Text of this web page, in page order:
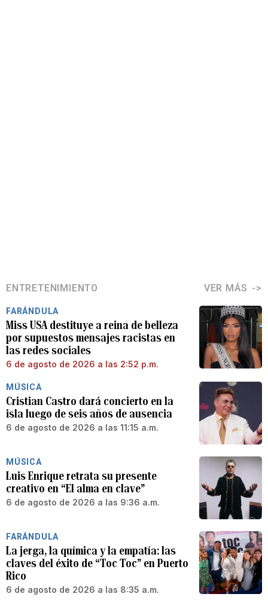
ENTRETENIMIENTO VER MÁS
FARÁNDULA
Miss USA destituye a reina de belleza
por supuestos mensajes racistas en
las redes sociales
6 de agosto de 2026 a las 2:52 p.m.
MÚSICA
Cristian Castro dará concierto en la
isla luego de seis años de ausencia
6 de agosto de 2026 a las 11:15 a.m.
MÚSICA
Luis Enrique retrata su presente
creativo en “El alma en clave”
6 de agosto de 2026 a las 9:36 a.m.
FARÁNDULA
La jerga, la química y la empatía: las
claves del éxito de “Toc Toc” en Puerto
Rico
6 de agosto de 2026 a las 8:35 a.m.